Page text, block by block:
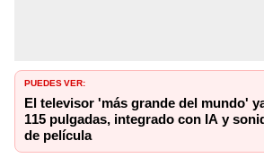
PUEDES VER:
El televisor 'más grande del mundo'
115 pulgadas, integrado con IA y
de película